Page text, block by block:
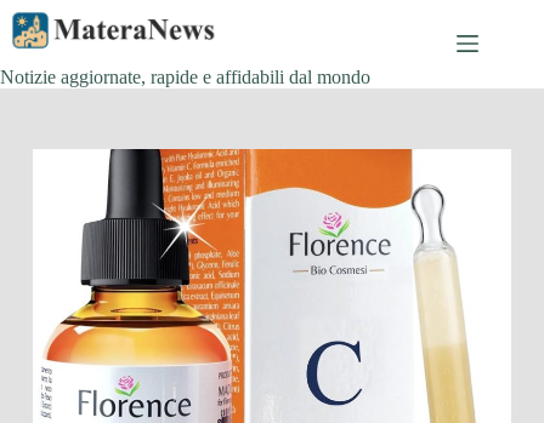
Salta
contenuto
Notizie aggiornate, rapide e affidabili dal mondo